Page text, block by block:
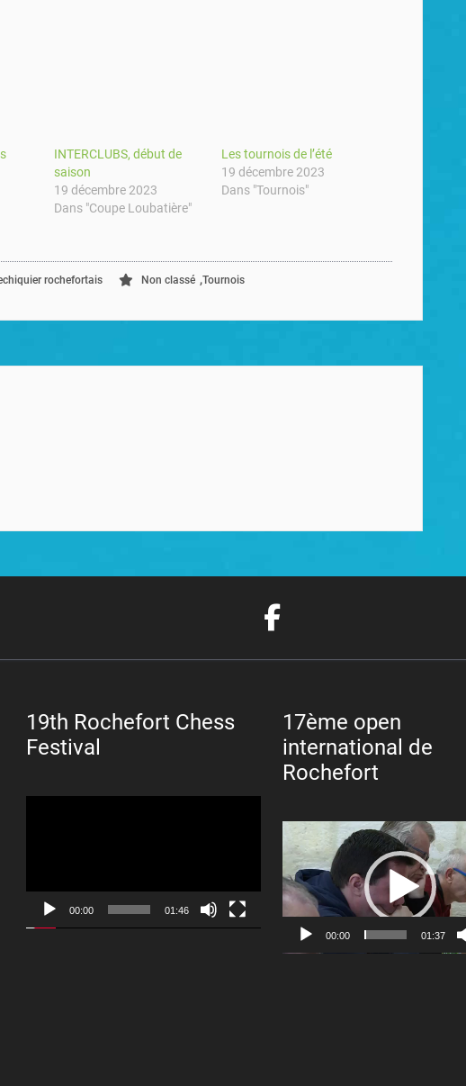
INTERCLUBS, début de
saison
19 décembre 2023
Dans "Coupe Loubatière"
Les tournois de l’été
19 décembre 2023
Dans "Tournois"
rochefortais Non classé ,Tournois
19th Rochefort Chess
Festival
00:00 01:46
17ème open
international de
Rochefort
Lecteur
vidéo
00:00 01:37